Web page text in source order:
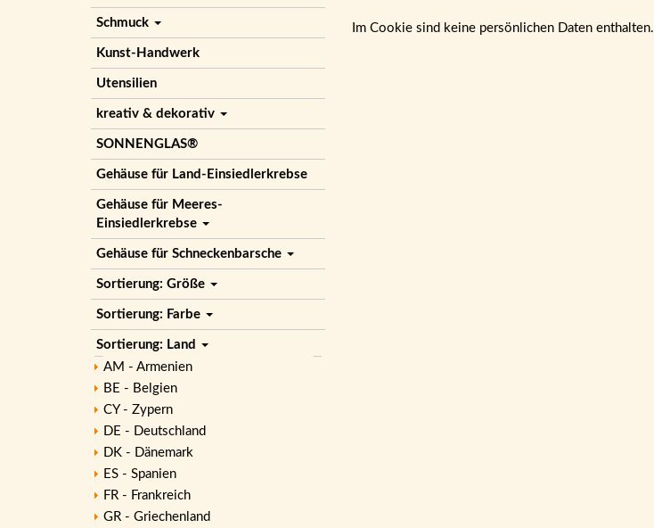
Schmuck
Kunst-Handwerk
Utensilien
kreativ & dekorativ
SONNENGLAS®
Gehäuse für Land-Einsiedlerkrebse
Gehäuse für Meeres-
Einsiedlerkrebse
Gehäuse für Schneckenbarsche
Sortierung: Größe
Sortierung: Farbe
Sortierung: Land
AM - Armenien
BE - Belgien
CY - Zypern
DE - Deutschland
DK - Dänemark
ES - Spanien
FR - Frankreich
GR - Griechenland
Im Cookie sind keine persönlichen Daten enthalten.